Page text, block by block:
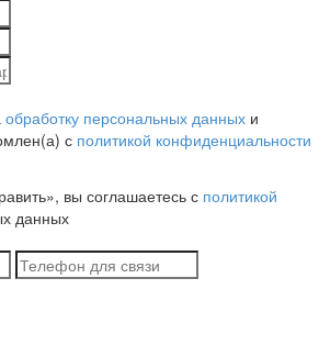
обработку персональных данных и
с политикой конфиденциальности
вы соглашаетесь с политикой
данных